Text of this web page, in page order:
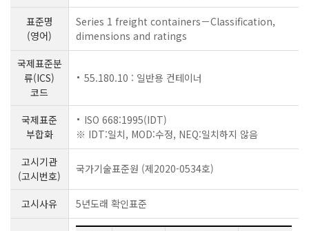
표준명
(영어)
Series 1 freight containers－Classification,
dimensions and ratings
국제표준분
류(ICS)
코드
55.180.10 : 일반용 컨테이너
국제표준
부합화
ISO 668:1995(IDT)
※ IDT:일치, MOD:수정, NEQ:일치하지 않음
고시기관
(고시번호)
국가기술표준원 (제2020-0534호)
고시사유 5년도래 확인표준